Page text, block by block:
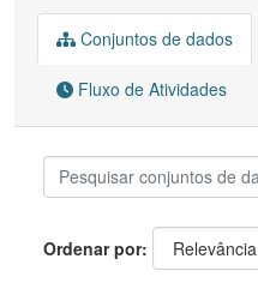
Conjuntos de dados
Fluxo de Atividades
Ordenar por